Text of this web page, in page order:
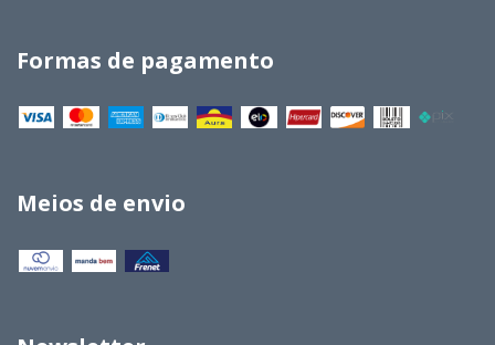
Formas de pagamento
Meios de envio